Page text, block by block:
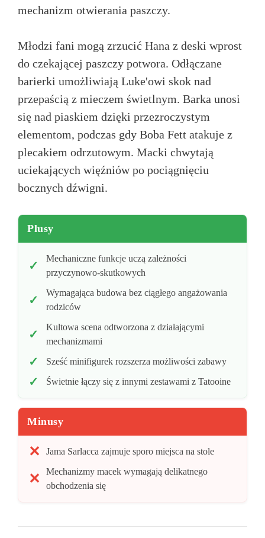
mechanizm otwierania paszczy.
Młodzi fani mogą zrzucić Hana z deski wprost
do czekającej paszczy potwora. Odłączane
barierki umożliwiają Luke'owi skok nad
przepaścią z mieczem świetlnym. Barka unosi
się nad piaskiem dzięki przezroczystym
elementom, podczas gdy Boba Fett atakuje z
plecakiem odrzutowym. Macki chwytają
uciekających więźniów po pociągnięciu
bocznych dźwigni.
Plusy
Mechaniczne funkcje uczą zależności
przyczynowo-skutkowych
Wymagająca budowa bez ciągłego angażowania
rodziców
Kultowa scena odtworzona z działającymi
mechanizmami
Sześć minifigurek rozszerza możliwości zabawy
Świetnie łączy się z innymi zestawami z Tatooine
Minusy
Jama Sarlacca zajmuje sporo miejsca na stole
Mechanizmy macek wymagają delikatnego
obchodzenia się